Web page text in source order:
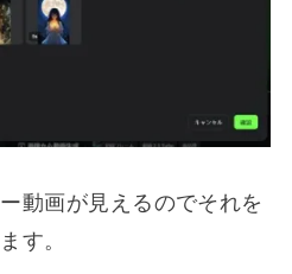
動画が見えるのでそれを
す。